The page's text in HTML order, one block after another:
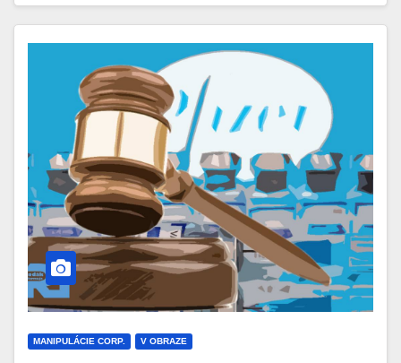
MANIPULÁCIE CORP. V OBRAZE